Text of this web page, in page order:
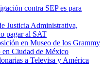
contra SEP es para
Justicia Administrativa,
pagar al SAT
en Museo de los Grammy
Ciudad de México
a Televisa y América